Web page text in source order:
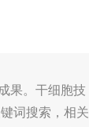
果。干细胞技
词搜索，相关